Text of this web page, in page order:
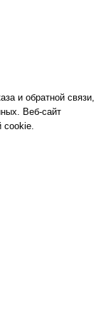
и обратной связи,
Веб-сайт
cookie.